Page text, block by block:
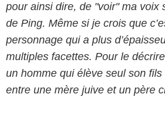
pour ainsi dire, de "voir" ma voix
de Ping. Même si je crois que
personnage qui a plus
multiples facettes. Pour le
un homme qui élève seul son
entre une mère juive et un père